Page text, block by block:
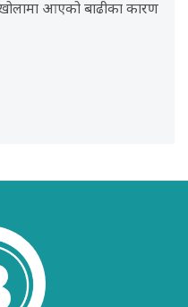
आएको बाढीका कारण